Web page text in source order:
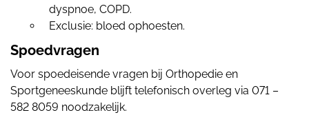
dyspnoe, COPD.
Exclusie: bloed ophoesten.
Spoedvragen
Voor spoedeisende vragen bij Orthopedie en
Sportgeneeskunde blijft telefonisch overleg via 071 –
582 8059 noodzakelijk.